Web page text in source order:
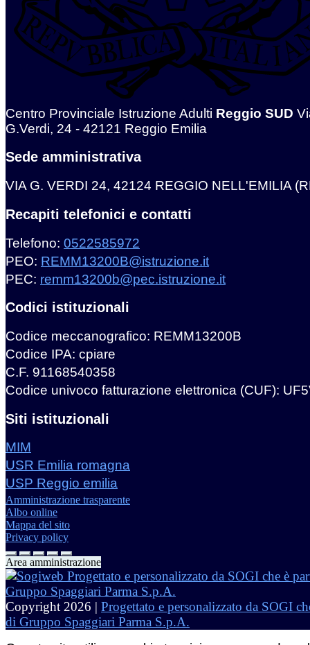
Centro Provinciale Istruzione Adulti Reggio SUD
G.Verdi, 24 - 42121 Reggio Emilia
Sede amministrativa
VIA G. VERDI 24, 42124 REGGIO NELL'EMILIA
Recapiti telefonici e contatti
Telefono: 0522585972
PEO: REMM13200B@istruzione.it
PEC: remm13200b@pec.istruzione.it
Codici istituzionali
Codice meccanografico: REMM13200B
Codice IPA: cpiare
C.F. 91168540358
Codice univoco fatturazione elettronica (CUF):
Siti istituzionali
MIM
USR Emilia romagna
USP Reggio emilia
Amministrazione trasparente
Albo online
Mappa del sito
Privacy policy
Area amministrazione
Copyright 2026 | Progettato e personalizzato da SOGI
di Gruppo Spaggiari Parma S.p.A.